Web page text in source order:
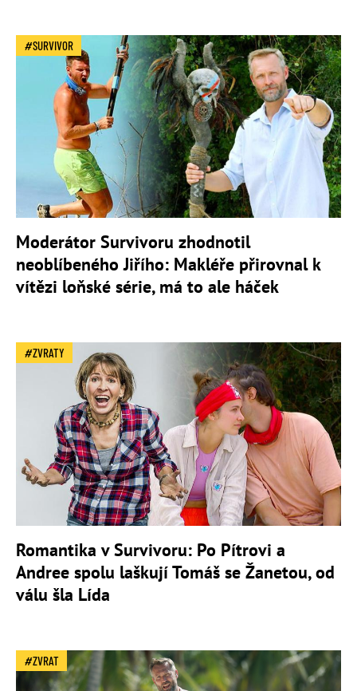
SURVIVOR
Moderátor Survivoru zhodnotil
neoblíbeného Jiřího: Makléře přirovnal k
vítězi loňské série, má to ale háček
ZVRATY
Romantika v Survivoru: Po Pítrovi a
Andree spolu laškují Tomáš se Žanetou, od
válu šla Lída
ZVRAT